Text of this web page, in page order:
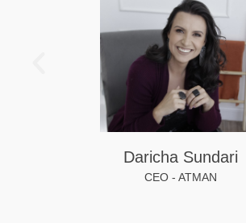
Daricha Sundari
CEO - ATMAN